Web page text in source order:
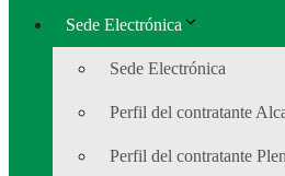
Sede Electrónica
Sede Electrónica
Perfil del contratante
Perfil del contratante